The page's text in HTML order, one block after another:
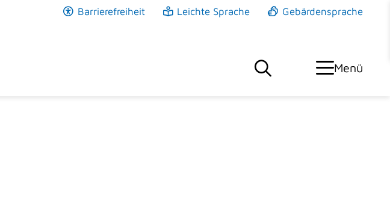
Barrierefreiheit Leichte Sprache Gebärdensprache
Menü